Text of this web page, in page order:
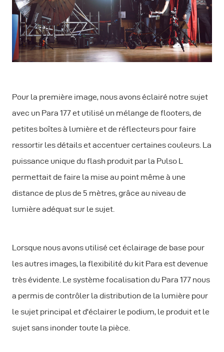
Pour la première image, nous avons éclairé notre sujet
avec un Para 177 et utilisé un mélange de flooters, de
petites boîtes à lumière et de réflecteurs pour faire
ressortir les détails et accentuer certaines couleurs. La
puissance unique du flash produit par la Pulso L
permettait de faire la mise au point même à une
distance de plus de 5 mètres, grâce au niveau de
lumière adéquat sur le sujet.
Lorsque nous avons utilisé cet éclairage de base pour
les autres images, la flexibilité du kit Para est devenue
très évidente. Le système focalisation du Para 177 nous
a permis de contrôler la distribution de la lumière pour
le sujet principal et d'éclairer le podium, le produit et le
sujet sans inonder toute la pièce.